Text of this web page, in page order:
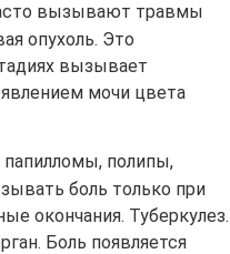
вызывают травмы
опухоль. Это
вызывает
мочи цвета
полипы,
боль только при
окончания. Туберкулез.
Боль появляется